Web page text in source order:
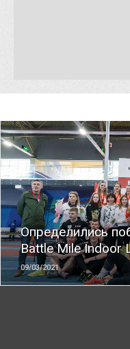
Определились
Battle Mile Indoor
09/03/2021